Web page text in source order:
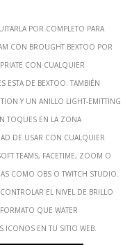
por completo para
con brought Bextoo por
con cualquier
de Bextoo. También
y un anillo Light-emitting
toques en la zona
de usar con cualquier
Teams, FaceTime, Zoom o
como OBS o Twitch Studio.
controlar el nivel de brillo
que water
en tu sitio web.